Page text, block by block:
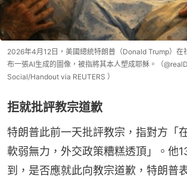
2026年4月12日，美國總統特朗普（Donald Trump）在
布一張AI生成的圖像，被指將其本人塑成耶穌。（
Social/Handout via REUTERS ）
拒就批評教宗道歉
特朗普此前一天批評教宗，指對方「
軟弱無力，外交政策糟糕透頂」。他
到，是否應就此向教宗道歉，特朗普